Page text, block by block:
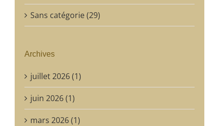
Sans catégorie (29)
Archives
juillet 2026 (1)
juin 2026 (1)
mars 2026 (1)